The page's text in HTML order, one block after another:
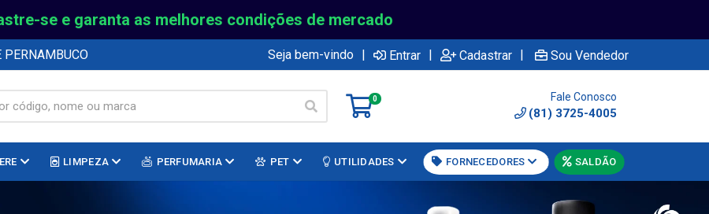
se e garanta as melhores condições de mercado
PERNAMBUCO Seja bem-vindo | Entrar | Cadastrar | Sou Vendedor
0 Fale Conosco
(81) 3725-4005
LIMPEZA PERFUMARIA PET UTILIDADES FORNECEDORES SALDÃO